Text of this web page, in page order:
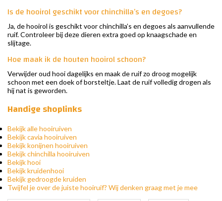
Is de hooirol geschikt voor chinchilla’s en degoes?
Ja, de hooirol is geschikt voor chinchilla’s en degoes als aanvullende
ruif. Controleer bij deze dieren extra goed op knaagschade en
slijtage.
Hoe maak ik de houten hooirol schoon?
Verwijder oud hooi dagelijks en maak de ruif zo droog mogelijk
schoon met een doek of borsteltje. Laat de ruif volledig drogen als
hij nat is geworden.
Handige shoplinks
Bekijk alle hooiruiven
Bekijk cavia hooiruiven
Bekijk konijnen hooiruiven
Bekijk chinchilla hooiruiven
Bekijk hooi
Bekijk kruidenhooi
Bekijk gedroogde kruiden
Twijfel je over de juiste hooiruif? Wij denken graag met je mee